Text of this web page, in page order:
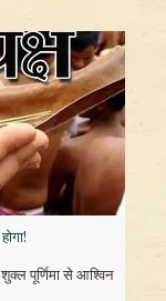
पूर्णिमा से आश्विन